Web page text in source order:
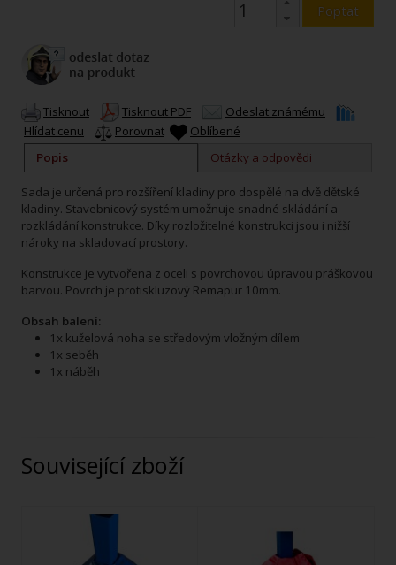
Poptat
Tisknout Tisknout PDF
Odeslat známému
Hlídat cenu
Porovnat
Oblíbené
Popis
Otázky a odpovědi
Sada je určená pro rozšíření kladiny pro dospělé na dvě dětské
kladiny. Stavebnicový systém umožnuje snadné skládání a
rozkládání konstrukce. Díky rozložitelné konstrukci jsou i nižší
nároky na skladovací prostory.
Konstrukce je vytvořena z oceli s povrchovou úpravou práškovou
barvou. Povrch je protiskluzový Remapur 10mm.
Obsah balení:
1x kuželová noha se středovým vložným dílem
1x seběh
1x náběh
Související zboží